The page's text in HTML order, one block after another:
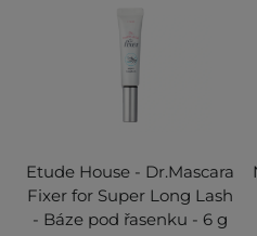
Etude House - Dr.Mascara
Fixer for Super Long Lash
- Báze pod řasenku - 6 g